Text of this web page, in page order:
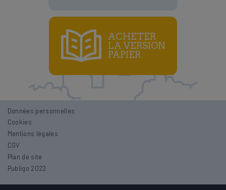
Lune croissante et décroissante
Lune montante et descendante
Noeuds lunaires
Périgée et Apogée
Éclipses de lune et de soleil
ACHETER
LA VERSION
PAPIER
Données personnelles
Cookies
Mentions légales
CGV
Plan de site
Publigo 2022